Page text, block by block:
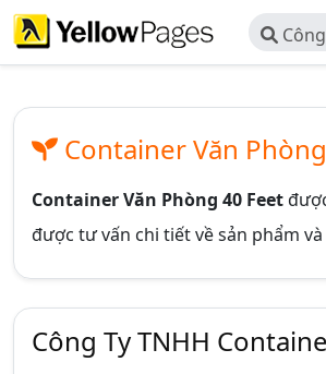
Container Văn
Container Văn Phòng 40 Feet
được tư vấn chi tiết về sản phẩm
Công Ty TNHH